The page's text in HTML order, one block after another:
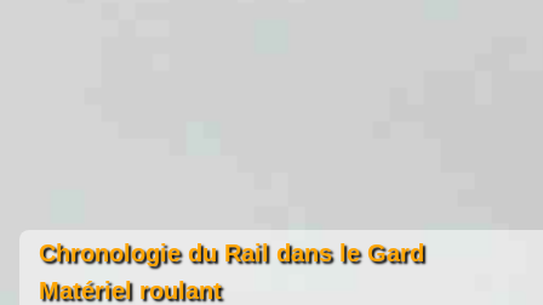
Chronologie du Rail dans le Gard
Matériel roulant